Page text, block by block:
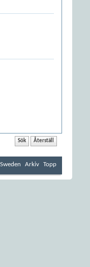
Arkiv Topp